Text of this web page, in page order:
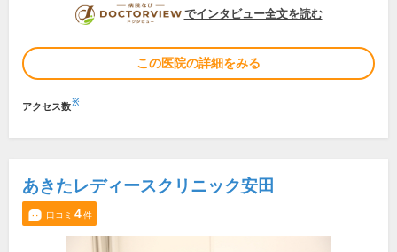
DOCTORVIEW
でインタビュー全文を読む
この医院の詳細をみる
アクセス数※
あきたレディースクリニック安田
口コミ 4件